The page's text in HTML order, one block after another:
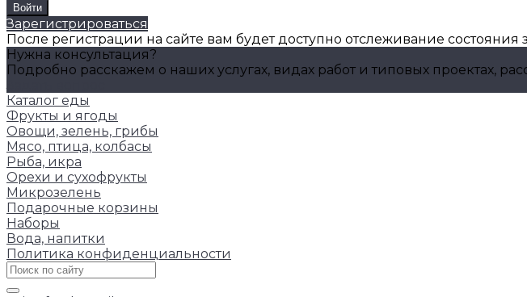
Войти
Зарегистрироваться
После регистрации на сайте вам будет доступно отслеживание
Нужна консультация?
Подробно расскажем о наших услугах, видах работ и типовых проектах,
Каталог еды
Фрукты и ягоды
Овощи, зелень, грибы
Мясо, птица, колбасы
Рыба, икра
Орехи и сухофрукты
Микрозелень
Подарочные корзины
Наборы
Вода, напитки
Политика конфиденциальности